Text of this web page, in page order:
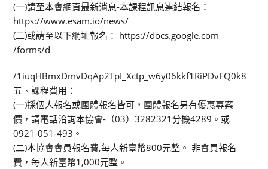
(一)請至本會網頁最新消息-本課程訊息連結報名：
https://www.esam.io/news/
(二)或請至以下網址報名： https://docs.google.com
/forms/d
/1iuqHBmxDmvDqAp2TpI_Xctp_w6y06kkf1RiPDvFQ0k8
五、課程費用：
(一)採個人報名或團體報名皆可，團體報名另有優惠專案
價，請電話洽詢本協會-（03）3282321分機4289。或
0921-051-493。
(二)本協會會員報名費,每人新臺幣800元整。 非會員報名
費，每人新臺幣1,000元整。